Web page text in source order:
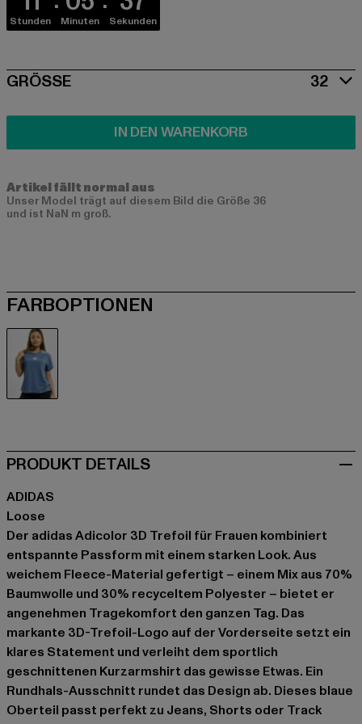
Stunden Minuten Sekunden
SIZE
GRÖSSE 32
IN DEN WARENKORB
Artikel fällt normal aus
Unser Model trägt auf diesem Bild die Größe 36
und ist NaN m groß.
FARBOPTIONEN
PRODUKT DETAILS
ADIDAS
Loose
Der adidas Adicolor 3D Trefoil für Frauen kombiniert
entspannte Passform mit einem starken Look. Aus
weichem Fleece-Material gefertigt – einem Mix aus 70%
Baumwolle und 30% recyceltem Polyester – bietet er
angenehmen Tragekomfort den ganzen Tag. Das
markante 3D-Trefoil-Logo auf der Vorderseite setzt ein
klares Statement und verleiht dem sportlich
geschnittenen Kurzarmshirt das gewisse Etwas. Ein
Rundhals-Ausschnitt rundet das Design ab. Dieses blaue
Oberteil passt perfekt zu Jeans, Shorts oder Track